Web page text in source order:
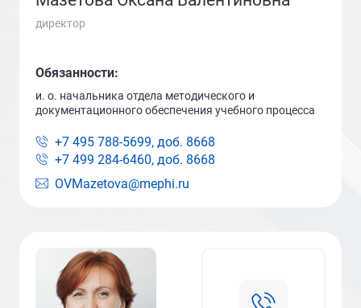
директор
OVMazetova@mephi.ru
Обязанности:
и. о. начальника отдела методического и
документационного обеспечения учебного процесса
+7 495 788-5699, доб. 8668
+7 499 284-6460, доб. 8668